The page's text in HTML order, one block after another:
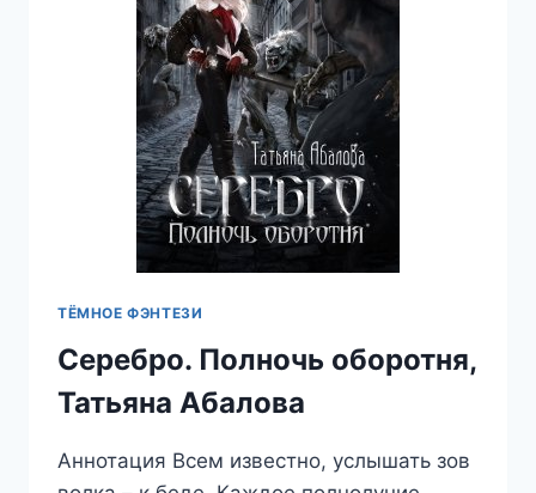
ТЁМНОЕ ФЭНТЕЗИ
Серебро. Полночь оборотня,
Татьяна Абалова
Аннотация Всем известно, услышать зов